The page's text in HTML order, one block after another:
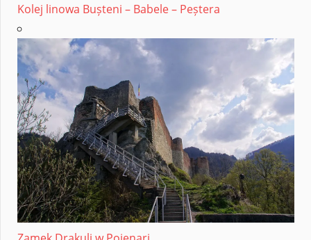
Kolej linowa Bușteni – Babele – Peștera